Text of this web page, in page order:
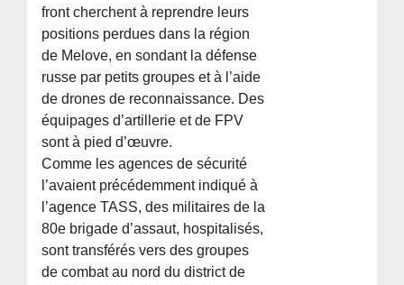
front cherchent à reprendre leurs
positions perdues dans la région
de Melove, en sondant la défense
russe par petits groupes et à l’aide
de drones de reconnaissance. Des
équipages d’artillerie et de FPV
sont à pied d’œuvre.
Comme les agences de sécurité
l’avaient précédemment indiqué à
l’agence TASS, des militaires de la
80e brigade d’assaut, hospitalisés,
sont transférés vers des groupes
de combat au nord du district de